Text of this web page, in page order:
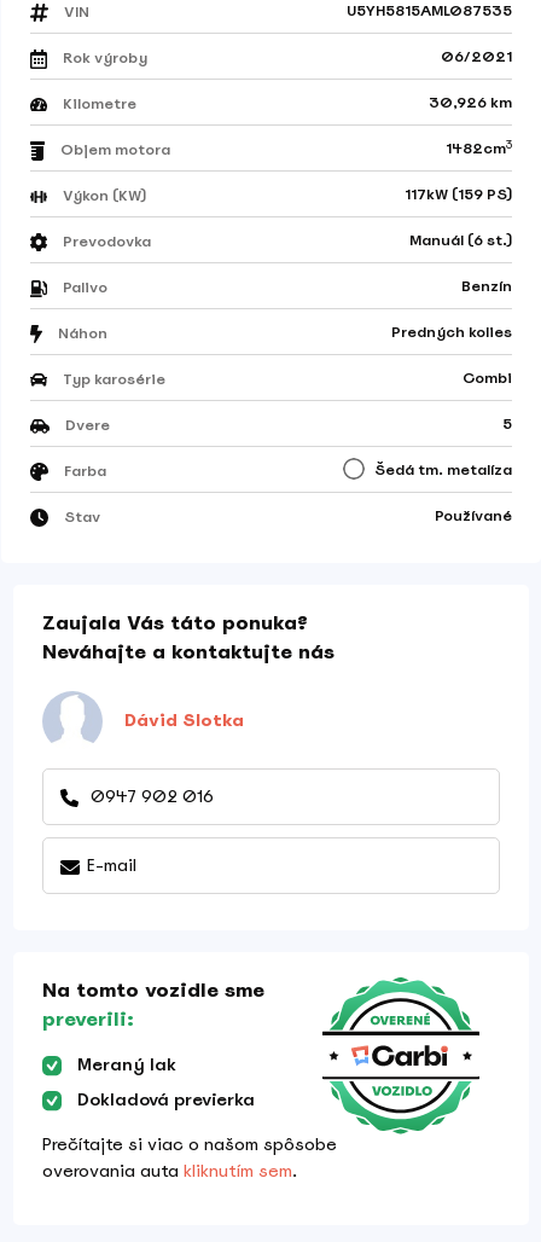
VIN U5YH5815AML087535
Rok výroby 06/2021
Kilometre 30,926 km
Objem motora 1482cm3
Výkon (KW) 117kW (159 PS)
Prevodovka Manuál (6 st.)
Palivo Benzín
Náhon Predných kolies
Typ karosérie Combi
Dvere 5
Farba Šedá tm. metalíza
Stav Používané
Zaujala Vás táto ponuka?
Neváhajte a kontaktujte nás
Dávid Slotka
0947 902 016
E-mail
Na tomto vozidle sme
preverili:
Meraný lak
Dokladová previerka
Prečítajte si viac o našom spôsobe
overovania auta kliknutím sem.